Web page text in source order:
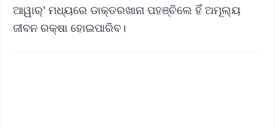
ଆୱାର୍' ମଧ୍ୟରେ ଡାକ୍ତରଖାନା ପହଞ୍ଚିଲେ ହିଁ ଅମୂଲ୍ୟ
ଜୀବନ ରକ୍ଷା ହୋଇପାରିବ।